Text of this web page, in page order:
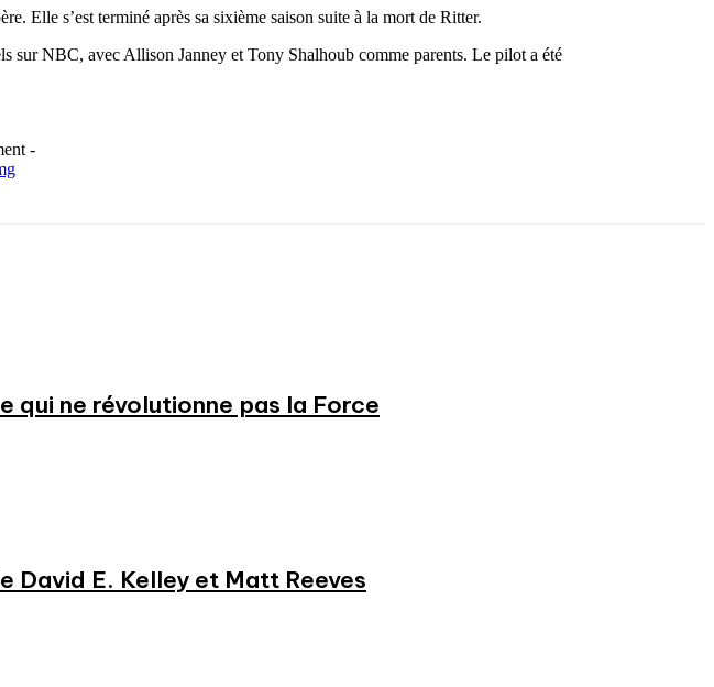
Elle s’est terminé après sa sixième saison suite à la mort de Ritter.
sur NBC, avec Allison Janney et Tony Shalhoub comme parents. Le pilot a été
-
qui ne révolutionne pas la Force
David E. Kelley et Matt Reeves